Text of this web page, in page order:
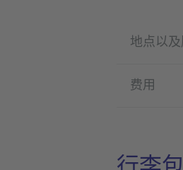
地点以
费用